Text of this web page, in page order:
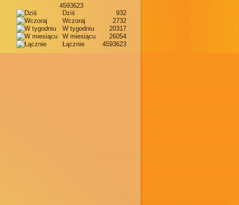
4593623
Dziś
932
Wczoraj
2732
W tygodniu
20317
W miesiącu
26054
Łącznie
4593623